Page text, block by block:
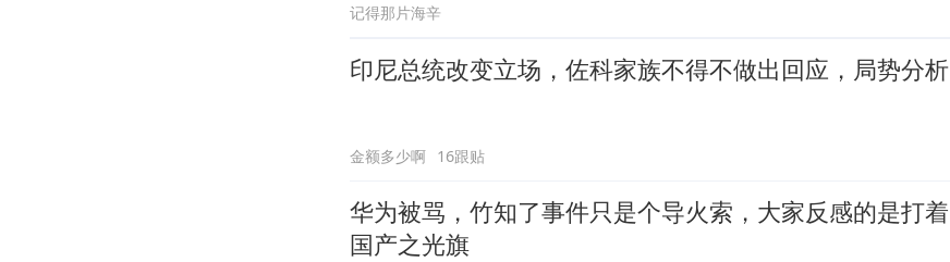
记得那片海辛
印尼总统改变立场，佐科家族不得不做出回应，局势分析
金额多少啊 16跟贴
华为被骂，竹知了事件只是个导火索，大家反感的是打着
国产之光旗